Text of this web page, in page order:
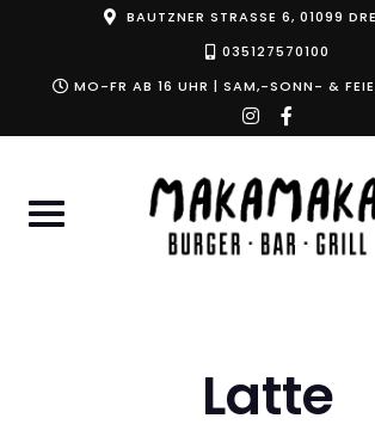
content
BAUTZNER STRASSE 6, 01099
035127570100
MO-FR AB 16 UHR | SAM,-SONN- &
instagram
f
Latte